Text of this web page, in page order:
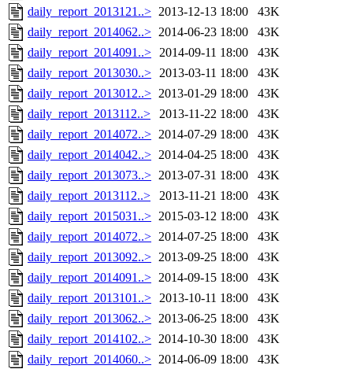
daily_report_2013121..> 2013-12-13 18:00
43K
daily_report_2014062..> 2014-06-23 18:00
43K
daily_report_2014091..> 2014-09-11 18:00
43K
daily_report_2013030..> 2013-03-11 18:00
43K
daily_report_2013012..> 2013-01-29 18:00
43K
daily_report_2013112..>
2013-11-22 18:00
43K
daily_report_2014072..> 2014-07-29 18:00
43K
daily_report_2014042..> 2014-04-25 18:00
43K
daily_report_2013073..> 2013-07-31 18:00
43K
daily_report_2013112..>
2013-11-21 18:00
43K
daily_report_2015031..> 2015-03-12 18:00
43K
daily_report_2014072..> 2014-07-25 18:00
43K
daily_report_2013092..> 2013-09-25 18:00
43K
daily_report_2014091..> 2014-09-15 18:00
43K
daily_report_2013101..> 2013-10-11 18:00
43K
daily_report_2013062..> 2013-06-25 18:00
43K
daily_report_2014102..> 2014-10-30 18:00
43K
daily_report_2014060..> 2014-06-09 18:00
43K